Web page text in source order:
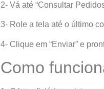
2- Vá até “Consultar
3- Role a tela até o último
4- Clique em “Enviar” e
Como